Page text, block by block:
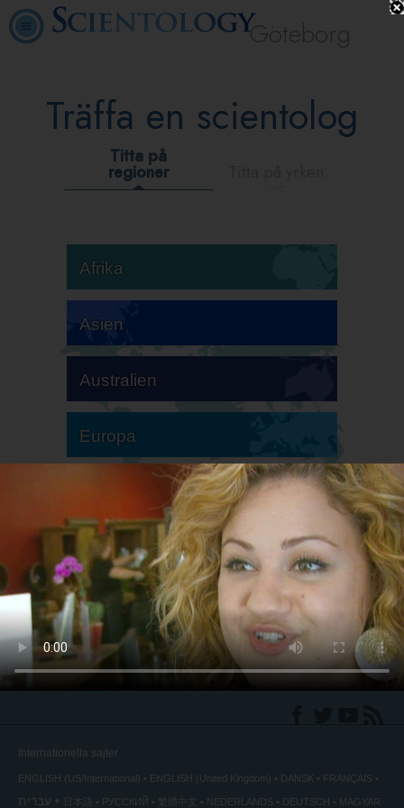
Göteborg
Träffa en scientolog
Titta på
regioner
Afrika
Asien
Australien
Europa
Nordamerika
Internationella sajter
ENGLISH (US/International) ENGLISH (United Kingdom) DANSK FRANÇAIS
עברית 日本語 РУССКИЙ 繁體中文 NEDERLANDS DEUTSCH MAGYAR